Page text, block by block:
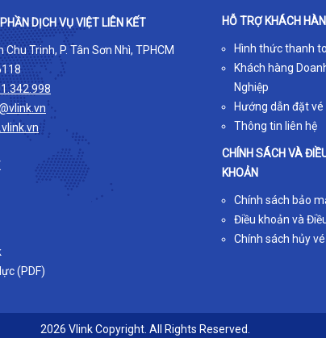
DỊCH VỤ VIỆT LIÊN KẾT
Trinh, P. Tân Sơn Nhì, TPHCM
(PDF)
HỖ TRỢ KHÁCH
Hình thức thanh
Khách hàng
Nghiệp
Hướng dẫn đặt vé
Thông tin liên hệ
CHÍNH SÁCH VÀ
KHOẢN
Chính sách bảo
Điều khoản và
Chính sách hủy vé
2026 Vlink Copyright. All Rights Reserved.